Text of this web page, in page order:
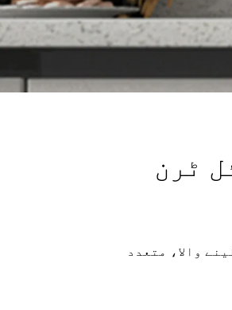
مینوئل ٹرن
والا، متعدد